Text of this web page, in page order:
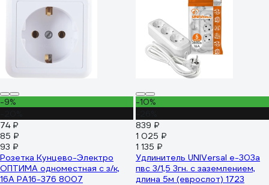
-9%
74 ₽
85 ₽
93 ₽
Розетка Кунцево-Электро
ОПТИМА одноместная с з/к,
16А РА16-376 8007
-10%
839 ₽
1 025 ₽
1 135 ₽
Удлинитель UNIVersal е-303а
пвс 3/1,5 3гн. с заземлением,
длина 5м (еврослот) 1723